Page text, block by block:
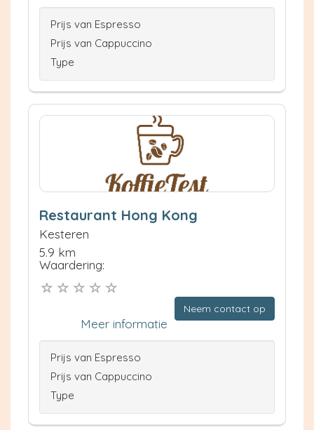
Prijs van Espresso
Prijs van Cappuccino
Type
Restaurant Hong Kong
Kesteren
5.9 km
Waardering:
Neem contact op
Meer informatie
Prijs van Espresso
Prijs van Cappuccino
Type